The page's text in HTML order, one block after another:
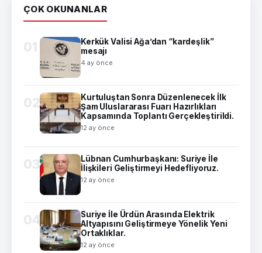
ÇOK OKUNANLAR
01
Kerkük Valisi Ağa’dan “kardeşlik”
mesajı
4 ay önce
02
Kurtuluştan Sonra Düzenlenecek İlk
Şam Uluslararası Fuarı Hazırlıkları
Kapsamında Toplantı Gerçekleştirildi.
12 ay önce
03
Lübnan Cumhurbaşkanı: Suriye İle
İlişkileri Geliştirmeyi Hedefliyoruz.
12 ay önce
04
Suriye İle Ürdün Arasında Elektrik
Altyapısını Geliştirmeye Yönelik Yeni
Ortaklıklar.
12 ay önce